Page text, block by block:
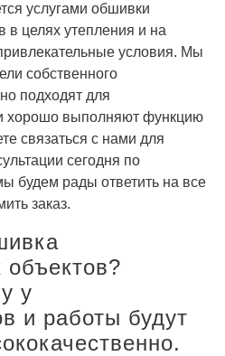
услугами обшивки
целях утепления и на
условия. Мы
собственного
подходят для
хорошо выполняют функцию
связаться с нами для
сегодня по
будем рады ответить на все
заказ.
у
и работы будут